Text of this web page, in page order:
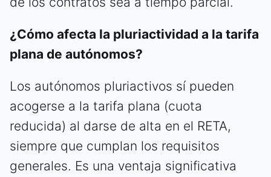
¿Cómo afecta la pluriactividad a la tarifa
plana de autónomos?
Los autónomos pluriactivos sí pueden
acogerse a la tarifa plana (cuota
reducida) al darse de alta en el RETA,
siempre que cumplan los requisitos
generales. Es una ventaja significativa